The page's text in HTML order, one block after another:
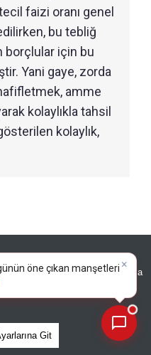
sitemizde
KVKK ve GDPR kapsamında
Git
faizi oranı genel
bu tebliğ
borçlular için bu
Yani gaye, zorda
amme
kolaylıkla tahsil
kolaylık,
×
öne çıkan manşetleri
neler?